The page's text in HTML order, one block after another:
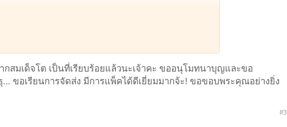
กสมเด็จโต เป็นที่เรียบร้อยแล้วนะเจ้าคะ ขออนุโมทนาบุญและขอ
ขอเรียนการจัดส่ง มีการแพ็คได้ดีเยี่ยมมากจ้ะ! ขอขอบพระคุณอย่างยิ่ง
#3